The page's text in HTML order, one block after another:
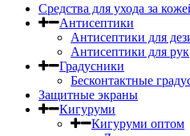
Средства для ухода за
Антисептики
Антисептики для
Антисептики для рук
Градусники
Бесконтактные
Защитные экраны
Кигуруми
Кигуруми оптом